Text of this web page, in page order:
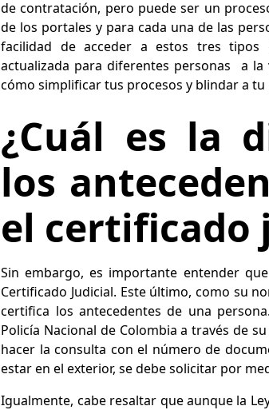
de contratación, pero puede ser un
de los portales y para cada una de las
facilidad de acceder a estos tres tipos
actualizada para diferentes personas a la
cómo simplificar tus procesos y blindar a tu
¿Cuál es la
los
el certificado
Sin embargo, es importante entender
Certificado Judicial. Este último, como su
certifica los antecedentes de una
Policía Nacional de Colombia a través de
hacer la consulta con el número de
estar en el exterior, se debe solicitar por
Igualmente, cabe resaltar que aunque la